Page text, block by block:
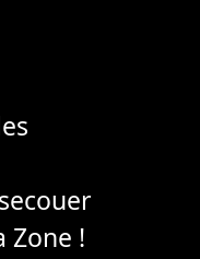
Zone !